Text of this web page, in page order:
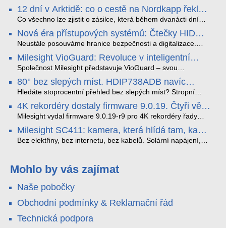
12 dní v Arktidě: co o cestě na Nordkapp řekla
data ze SMARTBOX 2 MAX
Co všechno lze zjistit o zásilce, která během dvanácti dní
projede Arktidou? SMARTBOX 2 MAX jsme vzali na trasu z
Tromsø přes Lofoty, Kirunu a finské Laponsko až na
Nordkapp. Bez jediného dobití, v mrazu až −13 °C a mimo
stabilní mobilní signál zaznamenával polohu, teplotu, světlo,
otřesy i náklon. Výsledkem není jen čára na mapě, ale
podrobný datový příběh celé cesty.
Nová éra přístupových systémů: Čtečky HID
Signo
Neustále posouváme hranice bezpečnosti a digitalizace.
Rádi bychom Vám proto představili naši nejnovější nabídku
v oblasti kontroly přístupu – moderní a vysoce univerzální
čtečky HID Signo.
Milesight VioGuard: Revoluce v inteligentní
detekci dopravních přestupků
Společnost Milesight představuje VioGuard – svou
nejnovější proprietární technologii pro pokročilou detekci
dopravních přestupků. Tento systém, poháněný
sofistikovanými algoritmy umělé inteligence (AI), je navržen
tak, aby poskytoval komplexní nástroje pro vymáhání
dopravních předpisů, zvyšoval bezpečnost na silnicích a
optimalizoval plynulost dopravy v moderních městech.
80° bez slepých míst. HDIP738ADB navíc
streamuje na YouTube – bez PC.
Hledáte stoprocentní přehled bez slepých míst? Stropní
panoramatická kamera HDIP738ADB skládá obraz ze dvou
4MP senzorů SONY do jednoho čistého 180° záběru bez
zkreslení. K tomu přidává AI detekci osob a vozidel,
obousměrný zvuk a unikátní možnost přímého vysílání na
YouTube – bez běžícího počítače.
4K rekordéry dostaly firmware 9.0.19. Čtyři věci,
které musíte vědět.
Milesight vydal firmware 9.0.19-r9 pro 4K rekordéry řady
H.265. Pokud tyhle systémy instalujete, jsou tu čtyři věci,
které vám zjednoduší práci – a jedna z nich vám ušetří
spoustu zbytečných výjezdů k zákazníkům.
Milesight SC411: kamera, která hlídá tam, kam
kabel nedosáhne
Bez elektřiny, bez internetu, bez kabelů. Solární napájení,
váš telefon. Podívejte se na video.
Mohlo by vás zajímat
Naše pobočky
Obchodní podmínky & Reklamační řád
Technická podpora